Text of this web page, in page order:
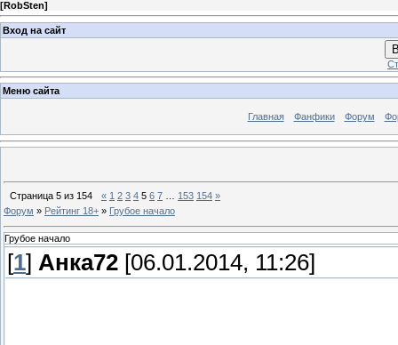
[RobSten]
Вход на сайт
Меню сайта
Главная Фанфики Форум
Страница 5 из 154 « 1 2 3 4 5 6 7 153 154 »
Форум » Рейтинг 18+ » Грубое начало
Грубое начало
[1] Анка72 [06.01.2014, 11:26]